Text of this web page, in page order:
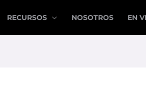
RECURSOS NOSOTROS EN